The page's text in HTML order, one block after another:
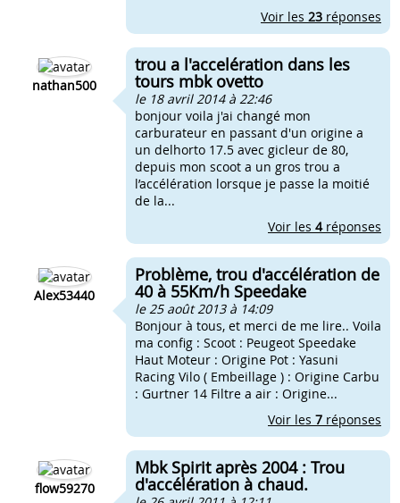
Voir les 23 réponses
nathan500
trou a l'accelération dans les
tours mbk ovetto
le 18 avril 2014 à 22:46
bonjour voila j'ai changé mon
carburateur en passant d'un origine a
un delhorto 17.5 avec gicleur de 80,
depuis mon scoot a un gros trou a
l’accélération lorsque je passe la moitié
de la...
Voir les 4réponses
Alex53440
Problème, trou d'accélération de
40 à 55Km/h Speedake
le 25 août 2013 à 14:09
Bonjour à tous, et merci de me lire.. Voila
ma config : Scoot : Peugeot Speedake
Haut Moteur : Origine Pot : Yasuni
Racing Vilo ( Embeillage ) : Origine Carbu
: Gurtner 14 Filtre a air : Origine...
Voir les 7 réponses
flow59270
Mbk Spirit après 2004 : Trou
d'accélération à chaud.